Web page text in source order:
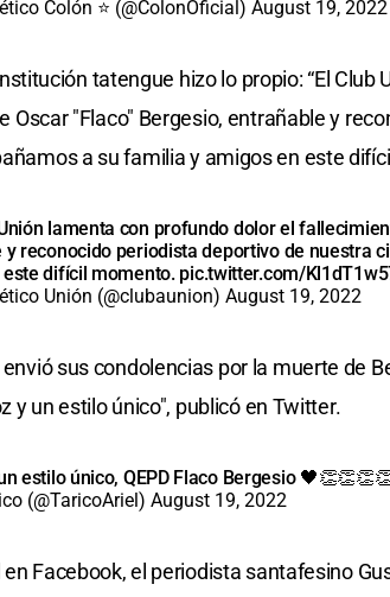
Colón ⭐ (@ColonOficial) August 19, 2022
tatengue hizo lo propio: “El Club
Oscar "Flaco" Bergesio, entrañable y
a su familia y amigos en este
lamenta con profundo dolor el
y reconocido periodista deportivo de nuestra
difícil momento. pic.twitter.com/
Unión (@clubaunion) August 19, 2022
sus condolencias por la muerte de
y un estilo único", publicó en Twitter.
estilo único, QEPD Flaco Bergesio
(@TaricoAriel) August 19, 2022
en Facebook, el periodista santafesino